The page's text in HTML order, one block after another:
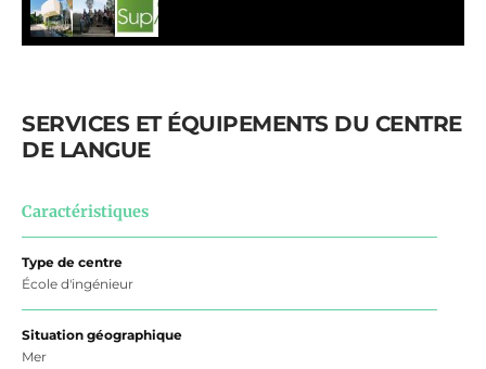
SERVICES ET ÉQUIPEMENTS DU CENTRE
DE LANGUE
Caractéristiques
Type de centre
École d'ingénieur
Situation géographique
Mer